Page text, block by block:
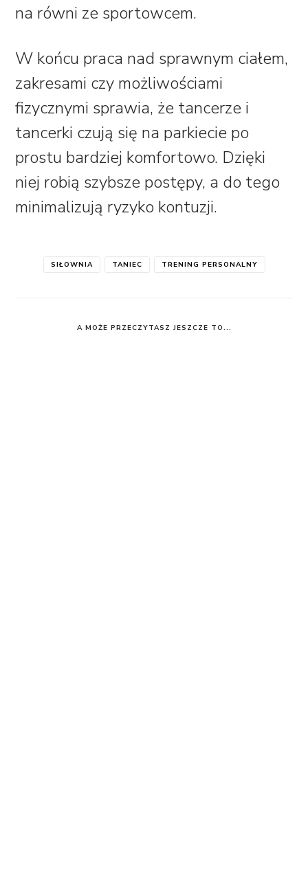
na równi ze sportowcem.
W końcu praca nad sprawnym ciałem,
zakresami czy możliwościami
fizycznymi sprawia, że tancerze i
tancerki czują się na parkiecie po
prostu bardziej komfortowo. Dzięki
niej robią szybsze postępy, a do tego
minimalizują ryzyko kontuzji.
SIŁOWNIA TANIEC TRENING PERSONALNY
A MOŻE PRZECZYTASZ JESZCZE TO...